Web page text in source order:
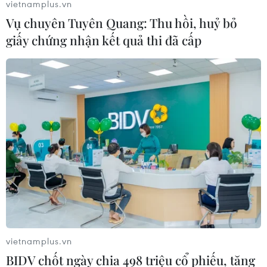
vietnamplus.vn
Vụ chuyên Tuyên Quang: Thu hồi, huỷ bỏ
giấy chứng nhận kết quả thi đã cấp
vietnamplus.vn
BIDV chốt ngày chia 498 triệu cổ phiếu, tăng